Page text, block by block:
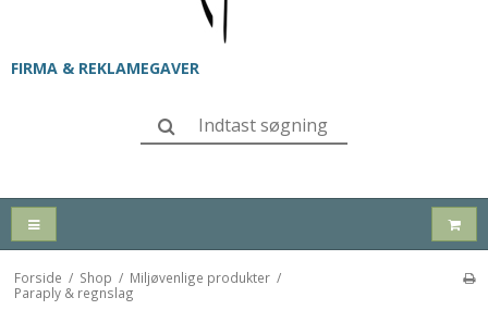
FIRMA & REKLAMEGAVER
Forside / Shop / Miljøvenlige produkter /
Paraply & regnslag